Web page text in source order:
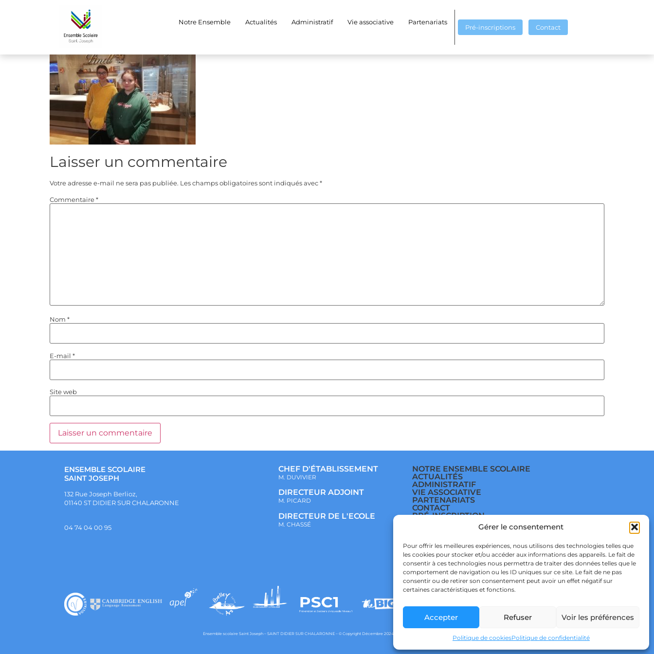
Gérer le consentement
Pour offrir les meilleures expériences, nous utilisons des technologies telles que
les cookies pour stocker et/ou accéder aux informations des appareils. Le fait de
consentir à ces technologies nous permettra de traiter des données telles que le
comportement de navigation ou les ID uniques sur ce site. Le fait de ne pas
consentir ou de retirer son consentement peut avoir un effet négatif sur
certaines caractéristiques et fonctions.
Accepter Refuser Voir les préférences
Politique de cookiesPolitique de confidentialité
Notre Ensemble Actualités Administratif Vie associative Partenariats
Pré-inscriptions Contact
324251784_736530348039114_1902495166361677937_n
Laisser un commentaire
Votre adresse e-mail ne sera pas publiée. Les champs obligatoires sont indiqués avec*
Commentaire*
Nom *
E-mail *
Site web
ENSEMBLE SCOLAIRE
SAINT JOSEPH
132 Rue Joseph Berlioz,
01140 ST DIDIER SUR CHALARONNE
04 74 04 00 95
CHEF D'ÉTABLISSEMENT
M. DUVIVIER
DIRECTEUR ADJOINT
M. PICARD
DIRECTEUR DE L'ECOLE
M. CHASSÉ
NOTRE ENSEMBLE SCOLAIRE
ACTUALITÉS
ADMINISTRATIF
VIE ASSOCIATIVE
PARTENARIATS
CONTACT
PRÉ-INSCRIPTION
POLITIQUE DE
CONFIDENTIALITÉ & RGPD
POLITIQUE DE COOKIES
Ensemble scolaire Saint Joseph – SAINT DIDIER SUR CHALARONNE – © Copyright Décembre 2024 – Powered by